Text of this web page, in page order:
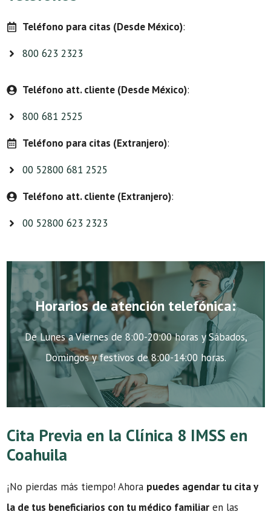
Teléfono para citas (Desde México):
800 623 2323
Teléfono att. cliente (Desde México):
800 681 2525
Teléfono para citas (Extranjero):
00 52800 681 2525
Teléfono att. cliente (Extranjero):
00 52800 623 2323
Horarios de atención telefónica:
De Lunes a Viernes de 8:00-20:00 horas y Sábados,
Domingos y festivos de 8:00-14:00 horas.
Cita Previa en la Clínica 8 IMSS en
Coahuila
¡No pierdas más tiempo! Ahora puedes agendar tu cita y
la de tus beneficiarios con tu médico familiar en las